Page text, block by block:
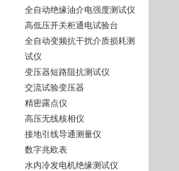
全自动绝缘油介电强度测试仪
高低压开关柜通电试验台
全自动变频抗干扰介质损耗测
试仪
变压器短路阻抗测试仪
交流试验变压器
精密露点仪
高压无线核相仪
接地引线导通测量仪
数字兆欧表
水内冷发电机绝缘测试仪